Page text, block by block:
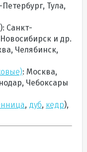
Тула,
Санкт-
и др.
Челябинск,
: Москва,
Чебоксары
, дуб, кедр),